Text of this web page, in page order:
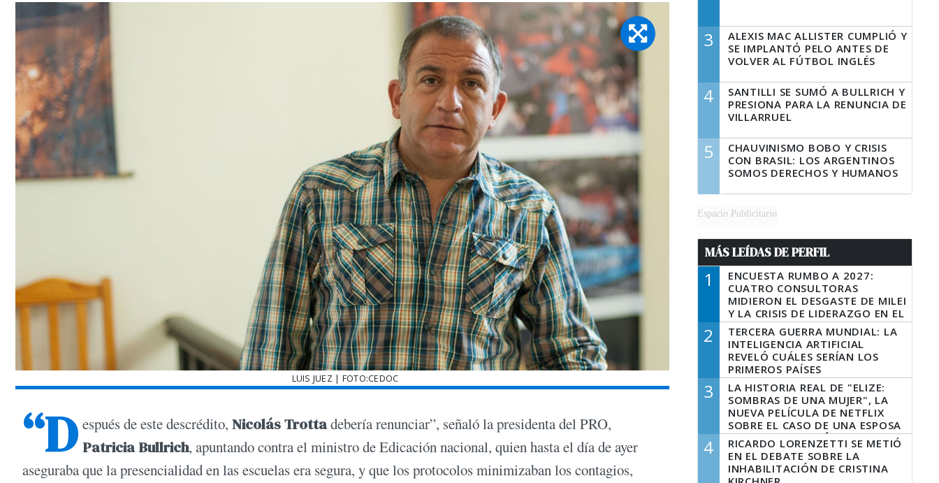
LUIS JUEZ | FOTO:CEDOC
“D espués de este descrédito, Nicolás Trottadebería renunciar”, señaló la presidenta del PRO,
Patricia Bullrich, apuntando contra el ministro de Edicación nacional, quien hasta el día de ayer
aseguraba que la presencialidad en las escuelas era segura, y que los protocolos minimizaban los contagios,
3
ALEXIS MAC ALLISTER CUMPLIÓ Y
SE IMPLANTÓ PELO ANTES DE
VOLVER AL FÚTBOL INGLÉS
4
SANTILLI SE SUMÓ A BULLRICH Y
PRESIONA PARA LA RENUNCIA DE
VILLARRUEL
5
CHAUVINISMO BOBO Y CRISIS
CON BRASIL: LOS ARGENTINOS
SOMOS DERECHOS Y HUMANOS
Espacio Publicitario
MÁS LEÍDAS DE PERFIL
1
ENCUESTA RUMBO A 2027:
CUATRO CONSULTORAS
MIDIERON EL DESGASTE DE MILEI
Y LA CRISIS DE LIDERAZGO EN EL
PERONISMO
2
TERCERA GUERRA MUNDIAL: LA
INTELIGENCIA ARTIFICIAL
REVELÓ CUÁLES SERÍAN LOS
PRIMEROS PAÍSES
LATINOAMERICANOS EN SER
DERROTADOS
3
LA HISTORIA REAL DE "ELIZE:
SOMBRAS DE UNA MUJER", LA
NUEVA PELÍCULA DE NETFLIX
SOBRE EL CASO DE UNA ESPOSA
QUE DESCUARTIZÓ A SU
MARIDO
4
RICARDO LORENZETTI SE METIÓ
EN EL DEBATE SOBRE LA
INHABILITACIÓN DE CRISTINA